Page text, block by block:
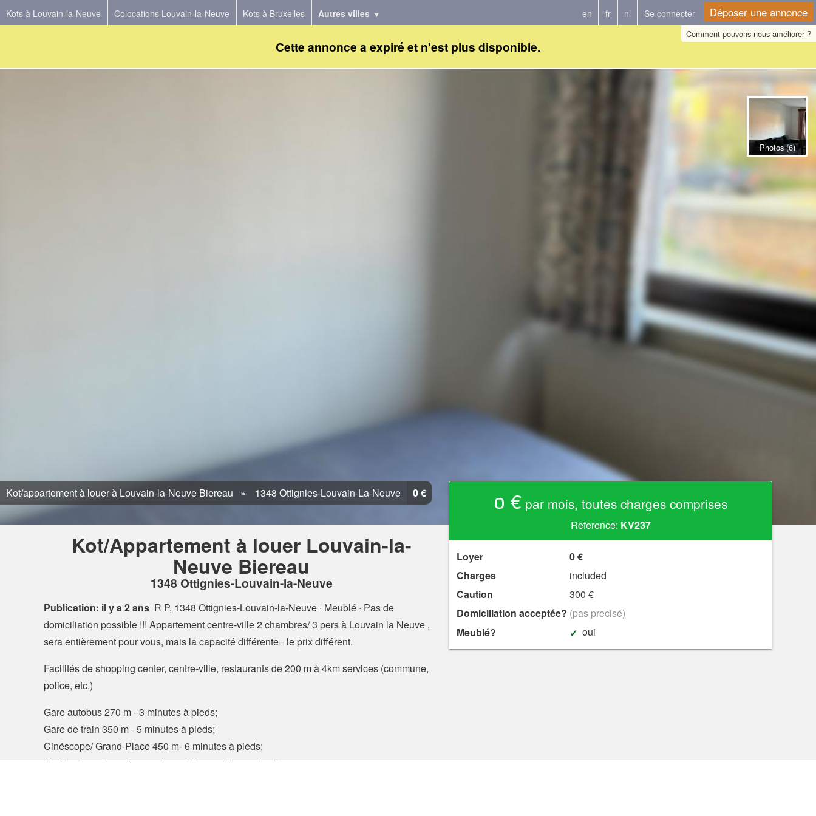
Kots à Louvain-la-Neuve Colocations Louvain-la-Neuve Kots à Bruxelles Autres villes en fr nl Se connecter Déposer une annonce
Comment pouvons-nous améliorer ?
Cette annonce a expiré et n'est plus disponible.
Kot/appartement à louer à Louvain-la-Neuve Biereau 1348 Ottignies-Louvain-La-Neuve 0 €
Kot/Appartement à louer Louvain-la-
Neuve Biereau
1348 Ottignies-Louvain-la-Neuve
Publication: il y a 2 ans R P, 1348 Ottignies-Louvain-la-Neuve ∙ Meublé ∙ Pas de
domiciliation possible !!! Appartement centre-ville 2 chambres/ 3 pers à Louvain la Neuve ,
sera entièrement pour vous, mais la capacité différente= le prix différent.
Facilités de shopping center, centre-ville, restaurants de 200 m à 4km services (commune,
police, etc.)
Gare autobus 270 m - 3 minutes à pieds;
Gare de train 350 m - 5 minutes à pieds;
Cinéscope/ Grand-Place 450 m- 6 minutes à pieds;
Walibi 5 km - Bruxelles - 30 km - Aéroport National 50 km
0 € par mois, toutes charges comprises
Reference: KV237
Loyer
0 €
Charges
included
Caution
300 €
Domiciliation acceptée? (pas precisé)
Meublé?
oui